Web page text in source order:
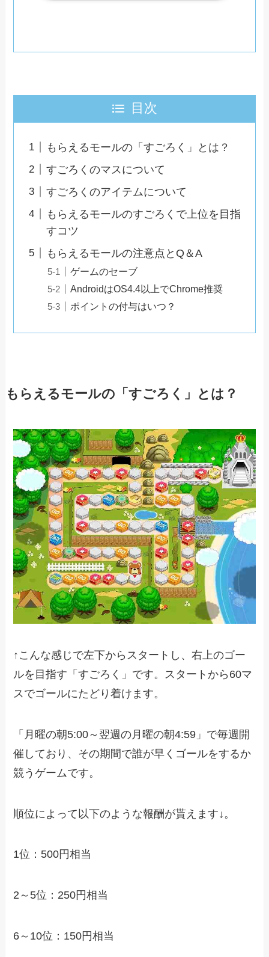
目次
もらえるモールの「すごろく」とは？
すごろくのマスについて
すごろくのアイテムについて
もらえるモールのすごろくで上位を目指
すコツ
もらえるモールの注意点とQ＆A
ゲームのセーブ
AndroidはOS4.4以上でChrome推奨
ポイントの付与はいつ？
もらえるモールの「すごろく」とは？
↑こんな感じで左下からスタートし、右上のゴー
ルを目指す「すごろく」です。スタートから60マ
スでゴールにたどり着けます。
「月曜の朝5:00～翌週の月曜の朝4:59」で毎週開
催しており、その期間で誰が早くゴールをするか
競うゲームです。
順位によって以下のような報酬が貰えます↓。
1位：500円相当
2～5位：250円相当
6～10位：150円相当